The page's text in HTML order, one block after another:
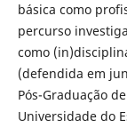
básica como
percurso
como
(defendida em
Pós-Graduação
Universidade do